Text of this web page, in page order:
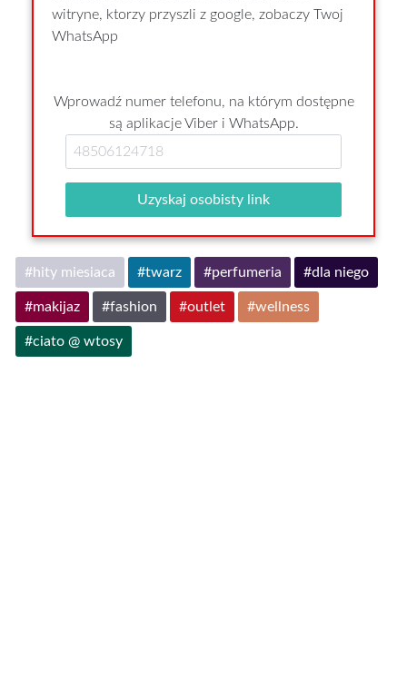
witryne, ktorzy przyszli z google, zobaczy Twoj
WhatsApp
Wprowadź numer telefonu, na którym dostępne
są aplikacje Viber i WhatsApp.